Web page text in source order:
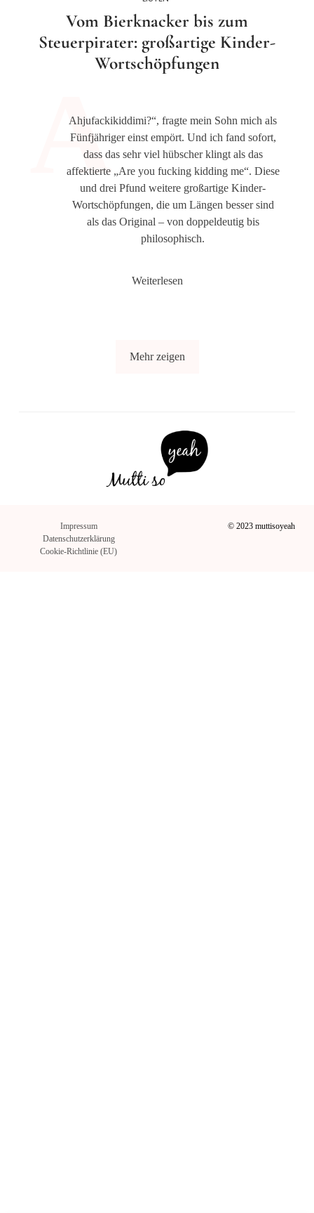
Vom Bierknacker bis zum
Steuerpirater: großartige Kinder-
Wortschöpfungen
Ahjufackikiddimi?“, fragte mein Sohn mich als
Fünfjähriger einst empört. Und ich fand sofort,
dass das sehr viel hübscher klingt als das
affektierte „Are you fucking kidding me“. Diese
und drei Pfund weitere großartige Kinder-
Wortschöpfungen, die um Längen besser sind
als das Original – von doppeldeutig bis
philosophisch.
Weiterlesen
Mehr zeigen
Impressum
Datenschutzerklärung
Cookie-Richtlinie (EU)
© 2023 muttisoyeah